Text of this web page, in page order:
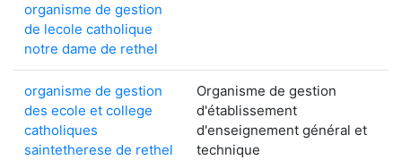
organisme de gestion
de lecole catholique
notre dame de rethel
organisme de gestion
des ecole et college
catholiques
saintetherese de rethel
Organisme de gestion
d'établissement
d'enseignement général et
technique